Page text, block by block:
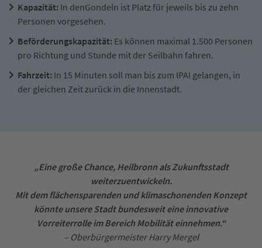
Kapazität: In denGondeln ist Platz für jeweils bis zu zehn
Personen vorgesehen.​
Beförderungskapazität: Es können maximal 1.500 Personen
pro Richtung und Stunde mit der Seilbahn fahren.​
Fahrzeit: In 15 Minuten soll man bis zum IPAI gelangen, in
der gleichen Zeit zurück in die Innenstadt.
„Eine große Chance, Heilbronn als Zukunftsstadt
weiterzuentwickeln.
Mit dem flächensparenden und klimaschonenden Konzept
könnte unsere Stadt bundesweit eine innovative
Vorreiterrolle im Bereich Mobilität einnehmen.“
– Oberbürgermeister Harry Mergel